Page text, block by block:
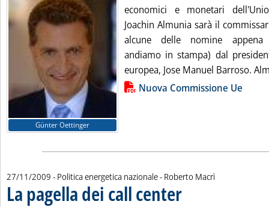
Günter Oettinger
economici e monetari
Joachin Almunia sarà il
alcune delle nomine appena
andiamo in stampa) dal
europea, Jose Manuel Barroso.
Lista allegati PDF alla notiziaNuova Commissione Ue
27/11/2009 - Politica energetica nazionale - di:
Roberto Macrì
La pagella dei call center. Sottotitolo: I voti
. Pubblicata venerdì 27